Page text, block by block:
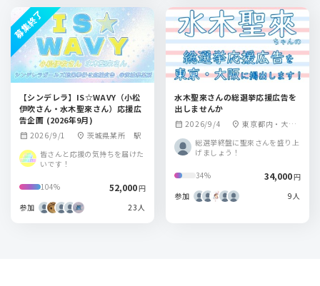
【シンデレラ】IS☆WAVY（小松
伊吹さん・水木聖來さん）応援広
告企画 (2026年9月)
calendar_month 2026/9/1 location_on 茨城県某所 駅
皆さんと応援の気持ちを届けた
いです！
104% 52,000円
参加
23人
募集終了
水木聖來さんの総選挙応援広告を
出しませんか
calendar_month 2026/9/4 location_on 東京都内・大阪
総選挙終盤に聖來さんを盛り上
げましょう！
34% 34,000円
参加
9人